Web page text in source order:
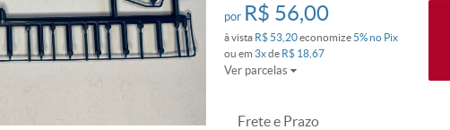
por R$ 56,00
à vista R$ 53,20economize 5%no Pix
ou em 3xde R$ 18,67
Ver parcelas
Frete e Prazo